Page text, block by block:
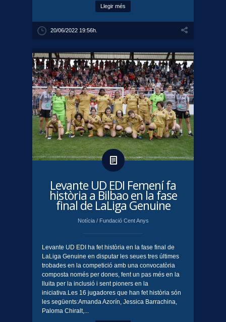
Llegir més
20/06/2022 19:56h.
​Levante UD EDI Femení fa
història a Bilbao en la fase
final de LaLiga Genuine
Notícia / Fundació Cent Anys
Levante UD EDI ha fet història en la fase final de
LaLiga Genuine en disputar les seues tres últimes
trobades en la competició amb una convocatòria
composta només per dones, fent un pas més en la
lluita per la inclusió i sent pioners en la
iniciativa.Les 16 jugadores que han fet història són
les següents:Amanda Azorín, Jessica Barrachina,
Paloma Chiralt,...